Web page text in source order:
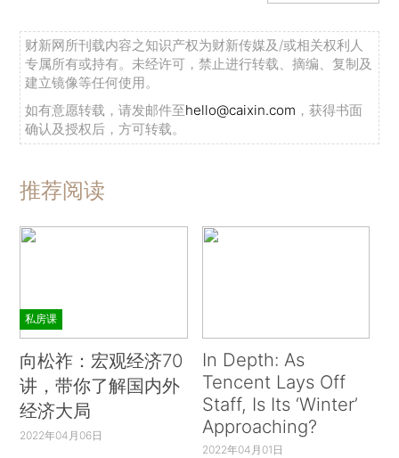
财新网所刊载内容之知识产权为财新传媒及/或相关权利人
专属所有或持有。未经许可，禁止进行转载、摘编、复制及
建立镜像等任何使用。
如有意愿转载，请发邮件至hello@caixin.com ，获得书面
确认及授权后，方可转载。
推荐阅读
私房课
向松祚：宏观经济70
讲，带你了解国内外
经济大局
2022年04月06日
In Depth: As
Tencent Lays Off
Staff, Is Its ‘Winter’
Approaching?
2022年04月01日